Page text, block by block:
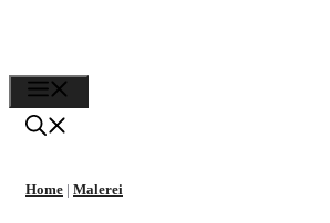
Inhalt
springen
Home | Malerei